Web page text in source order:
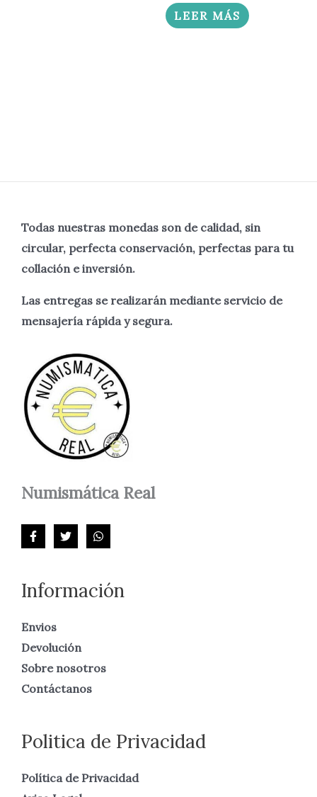
LEER MÁS
Todas nuestras monedas son de calidad, sin
circular, perfecta conservación, perfectas para tu
collación e inversión.
Las entregas se realizarán mediante servicio de
mensajería rápida y segura.
NumismáticaReal
Información
Envios
Devolución
Sobre nosotros
Contáctanos
Politica de Privacidad
Política de Privacidad